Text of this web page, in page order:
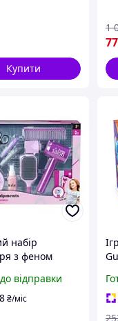
Купити
1
набір
з феном
відправки
₴/міс